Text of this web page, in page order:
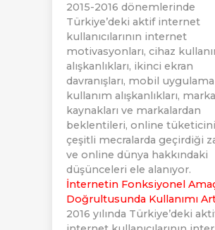
2015-2016 dönemlerinde
Türkiye’deki aktif internet
kullanıcılarının internet
motivasyonları, cihaz
alışkanlıkları, ikinci ekran
davranışları, mobil uygulama
kullanım alışkanlıkları,
kaynakları ve markalardan
beklentileri, online
çeşitli mecralarda geçirdiği
ve online dünya hakkındaki
düşünceleri ele alanıyor.
İnternetin Fonksiyonel
Doğrultusunda Kullanımı
2016 yılında Türkiye’deki